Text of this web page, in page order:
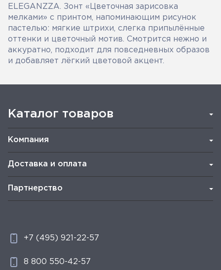
ELEGANZZA. Зонт «Цветочная зарисовка
мелками» с принтом, напоминающим рисунок
пастелью: мягкие штрихи, слегка припылённые
оттенки и цветочный мотив. Смотрится нежно и
аккуратно, подходит для повседневных образов
и добавляет лёгкий цветовой акцент.
Каталог товаров
Компания
Доставка и оплата
Партнерство
+7 (495) 921-22-57
8 800 550-42-57